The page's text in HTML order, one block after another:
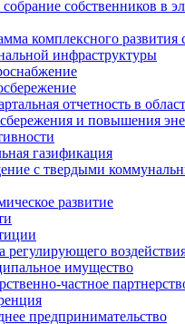
собственников в
комплексного развития
инфраструктуры
отчетность в
и повышения
газификация
с твердыми
развитие
регулирующего
имущество
частное
предпринимательство